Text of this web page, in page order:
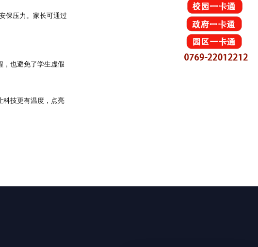
保压力 。家长可通过
， 也避免了学生虚假
技更有温度， 点亮